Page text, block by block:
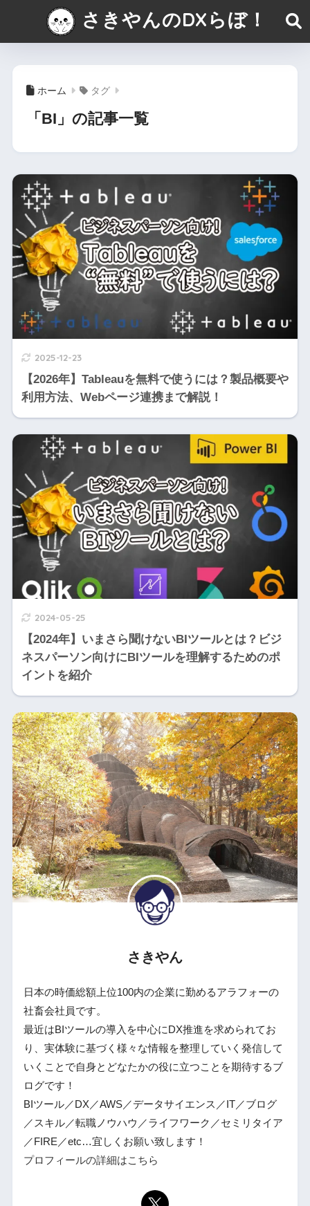
さきやんのDXらぼ！
ホーム タグ
「BI」の記事一覧
2025-12-23
【2026年】Tableauを無料で使うには？製品概要や
利用方法、Webページ連携まで解説！
2024-05-25
【2024年】いまさら聞けないBIツールとは？ビジ
ネスパーソン向けにBIツールを理解するためのポ
イントを紹介
さきやん
日本の時価総額上位100内の企業に勤めるアラフォーの
社畜会社員です。
最近はBIツールの導入を中心にDX推進を求められてお
り、実体験に基づく様々な情報を整理していく発信して
いくことで自身とどなたかの役に立つことを期待するブ
ログです！
BIツール／DX／AWS／データサイエンス／IT／ブログ
／スキル／転職ノウハウ／ライフワーク／セミリタイア
／FIRE／etc…宜しくお願い致します！
プロフィールの詳細はこちら